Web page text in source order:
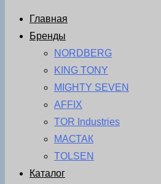
Главная
Бренды
NORDBERG
KING TONY
MIGHTY SEVEN
AFFIX
TOR Industries
МАСТАК
TOLSEN
Каталог